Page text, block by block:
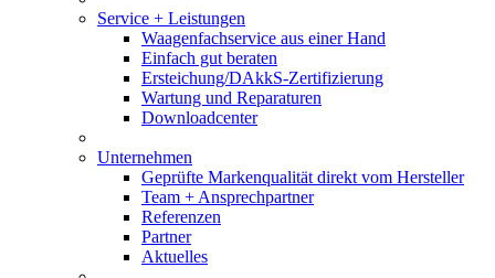
Service + Leistungen
Waagenfachservice aus einer Hand
Einfach gut beraten
Ersteichung/DAkkS-Zertifizierung
Wartung und Reparaturen
Downloadcenter
Unternehmen
Geprüfte Markenqualität direkt vom Hersteller
Team + Ansprechpartner
Referenzen
Partner
Aktuelles